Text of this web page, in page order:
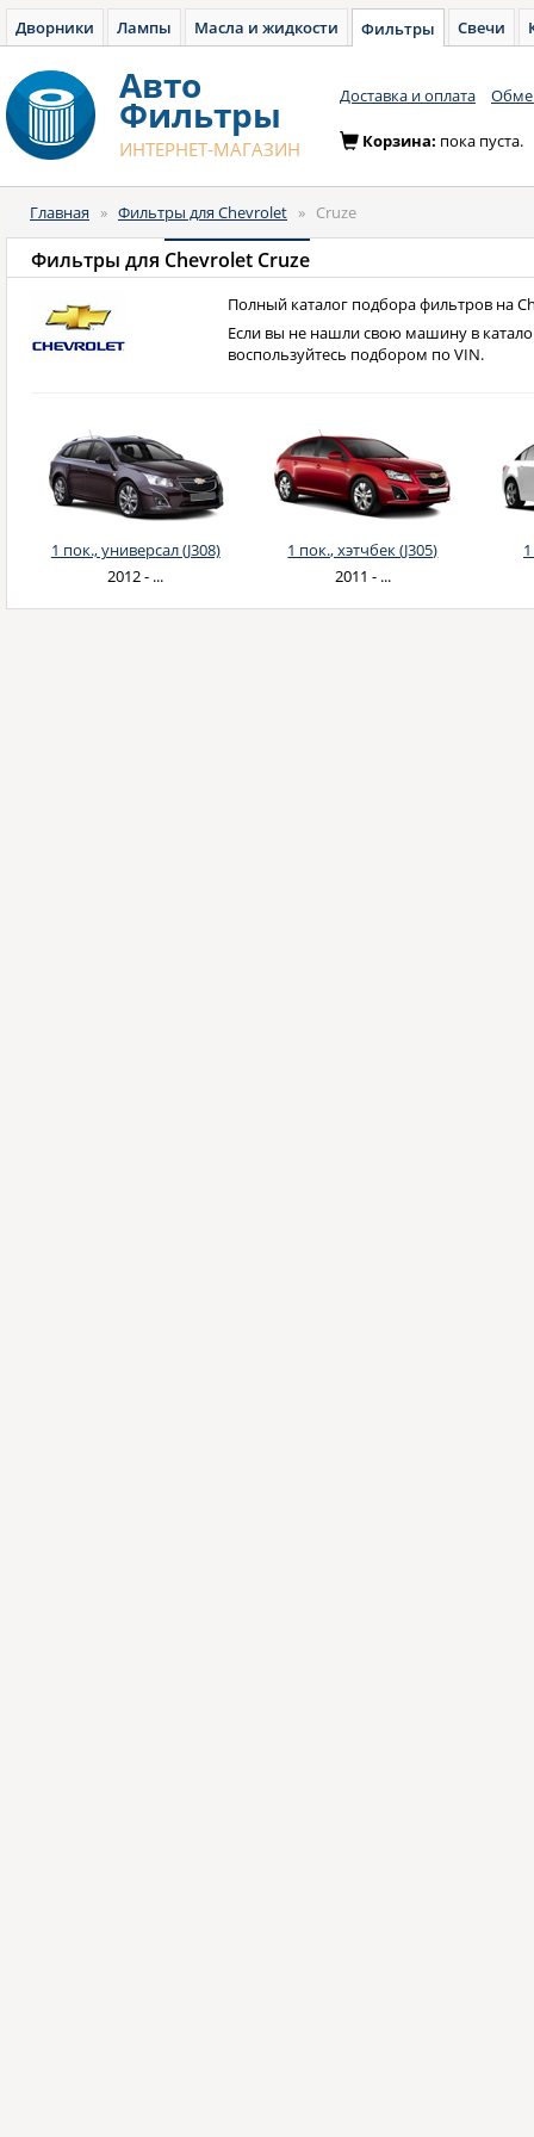
Дворники Лампы Масла и жидкости Фильтры Свечи
Авто
Фильтры
ИНТЕРНЕТ-МАГАЗИН
Доставка и оплата
Корзина: пока пуста.
Главная » Фильтры для Chevrolet » Cruze
Фильтры для Chevrolet Cruze
Полный каталог подбора фильтров на
Если вы не нашли свою машину в
воспользуйтесь подбором по VIN.
1 пок., универсал (J308)
2012 - ...
1 пок., хэтчбек (J305)
2011 - ...